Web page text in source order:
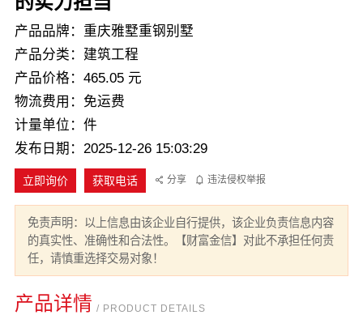
产品品牌：重庆雅墅重钢别墅
产品分类：建筑工程
产品价格：465.05 元
物流费用：免运费
计量单位：件
发布日期：2025-12-26 15:03:29
立即询价 获取电话 分享 违法侵权举报
免责声明：以上信息由该企业自行提供，该企业负责信息内容
的真实性、准确性和合法性。【财富金信】对此不承担任何责
任，请慎重选择交易对象！
产品详情 / PRODUCT DETAILS